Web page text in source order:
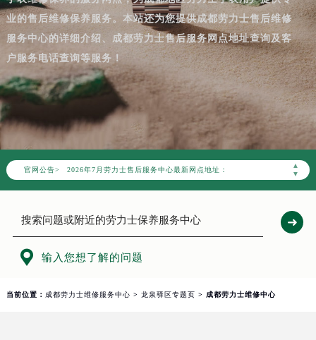
业的售后维修保养服务。本站还为您提供成都劳力士售后维修
服务中心的详细介绍、成都劳力士售后服务网点地址查询及客
户服务电话查询等服务！
官网公告>
▲
▼
2026年7月劳力士成都市售后服务网络优化升级公告
2026年7月成都市劳力士官方售后客户服务热线：400-805-0023
2026年7月劳力士售后服务中心最新网点地址：
四川省成都市锦江区人民东路6号SAC东原中心24层2406B室劳力士售后服务中心（需提前预约）
 输入您想了解的问题
当前位置： 成都劳力士维修服务中心 > 龙泉驿区专题页 > 成都劳力士维修中心